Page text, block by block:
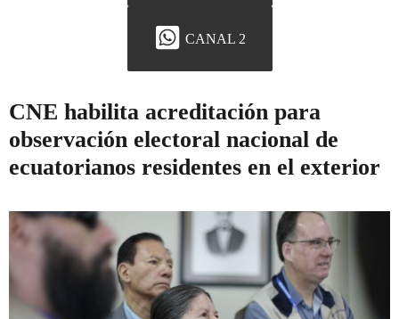
CANAL 2
CNE habilita acreditación para
observación electoral nacional de
ecuatorianos residentes en el exterior